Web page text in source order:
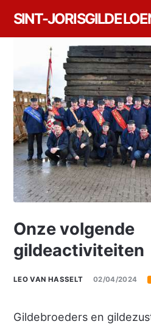
SINT-JORISGILDE
Onze volgende
gildeactiviteiten
LEO VAN HASSELT 02/04/2024
Gildebroeders en